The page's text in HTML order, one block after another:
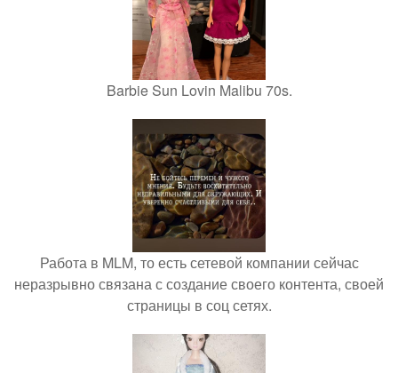
Barbie Sun Lovin Malibu 70s.
Работа в MLM, то есть сетевой компании сейчас
неразрывно связана с создание своего контента, своей
страницы в соц сетях.